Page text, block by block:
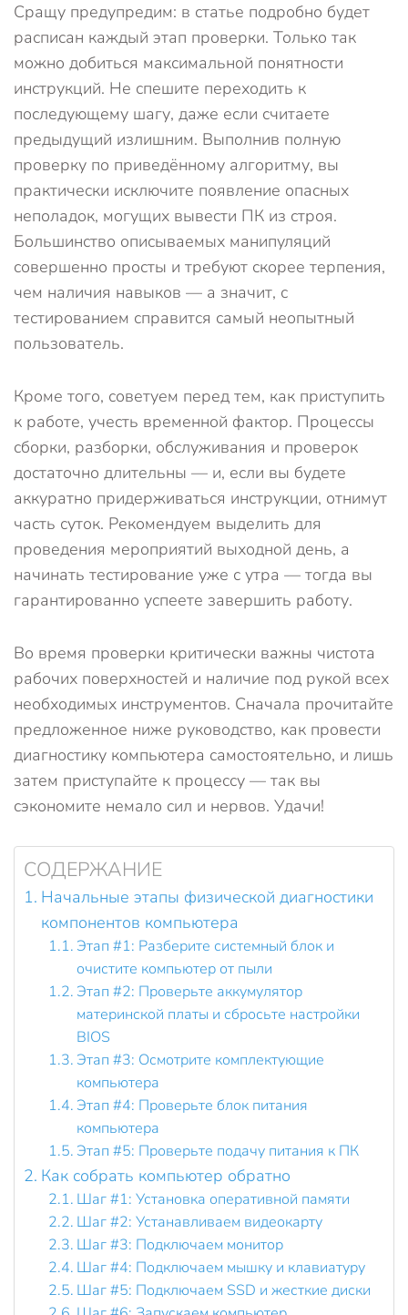
Сращу предупредим: в статье подробно будет
расписан каждый этап проверки. Только так
можно добиться максимальной понятности
инструкций. Не спешите переходить к
последующему шагу, даже если считаете
предыдущий излишним. Выполнив полную
проверку по приведённому алгоритму, вы
практически исключите появление опасных
неполадок, могущих вывести ПК из строя.
Большинство описываемых манипуляций
совершенно просты и требуют скорее терпения,
чем наличия навыков — а значит, с
тестированием справится самый неопытный
пользователь.
Кроме того, советуем перед тем, как приступить
к работе, учесть временной фактор. Процессы
сборки, разборки, обслуживания и проверок
достаточно длительны — и, если вы будете
аккуратно придерживаться инструкции, отнимут
часть суток. Рекомендуем выделить для
проведения мероприятий выходной день, а
начинать тестирование уже с утра — тогда вы
гарантированно успеете завершить работу.
Во время проверки критически важны чистота
рабочих поверхностей и наличие под рукой всех
необходимых инструментов. Сначала прочитайте
предложенное ниже руководство, как провести
диагностику компьютера самостоятельно, и лишь
затем приступайте к процессу — так вы
сэкономите немало сил и нервов. Удачи!
СОДЕРЖАНИЕ
Начальные этапы физической диагностики
компонентов компьютера
Этап #1: Разберите системный блок и
очистите компьютер от пыли
Этап #2: Проверьте аккумулятор
материнской платы и сбросьте настройки
BIOS
Этап #3: Осмотрите комплектующие
компьютера
Этап #4: Проверьте блок питания
компьютера
Этап #5: Проверьте подачу питания к ПК
Как собрать компьютер обратно
Шаг #1: Установка оперативной памяти
Шаг #2: Устанавливаем видеокарту
Шаг #3: Подключаем монитор
Шаг #4: Подключаем мышку и клавиатуру
Шаг #5: Подключаем SSD и жесткие диски